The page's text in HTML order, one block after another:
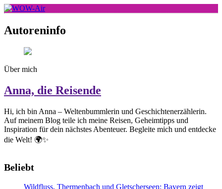
Skip
to
content
WOW-Air
Autoreninfo
Über mich
Anna, die Reisende
Hi, ich bin Anna – Weltenbummlerin und Geschichtenerzählerin.
Auf meinem Blog teile ich meine Reisen, Geheimtipps und
Inspiration für dein nächstes Abenteuer. Begleite mich und entdecke
die Welt! 🌍✨
Beliebt
Wildfluss, Thermenbach und Gletscherseen: Bayern zeigt